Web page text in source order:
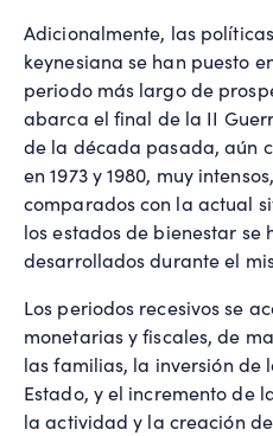
Adicionalmente, las
keynesiana se han puesto
periodo más largo de
abarca el final de la II
de la década pasada, aún
en 1973 y 1980, muy
comparados con la actual
los estados de bienestar se
desarrollados durante el
Los periodos recesivos se
monetarias y fiscales, de
las familias, la inversión de
Estado, y el incremento de
la actividad y la creación